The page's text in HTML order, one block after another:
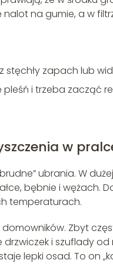
na gumie, a w
stęchły zapach lub
pleśń i trzeba zacząć
w
ubrania. W
bębnie i wężach.
temperaturach.
Zbyt
i szuflady
lepki osad. To on